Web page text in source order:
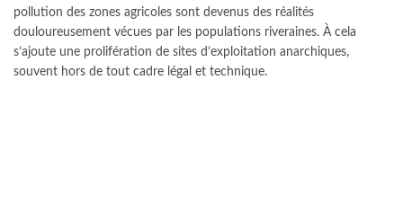
pollution des zones agricoles sont devenus des réalités
douloureusement vécues par les populations riveraines. À cela
s’ajoute une prolifération de sites d’exploitation anarchiques,
souvent hors de tout cadre légal et technique.